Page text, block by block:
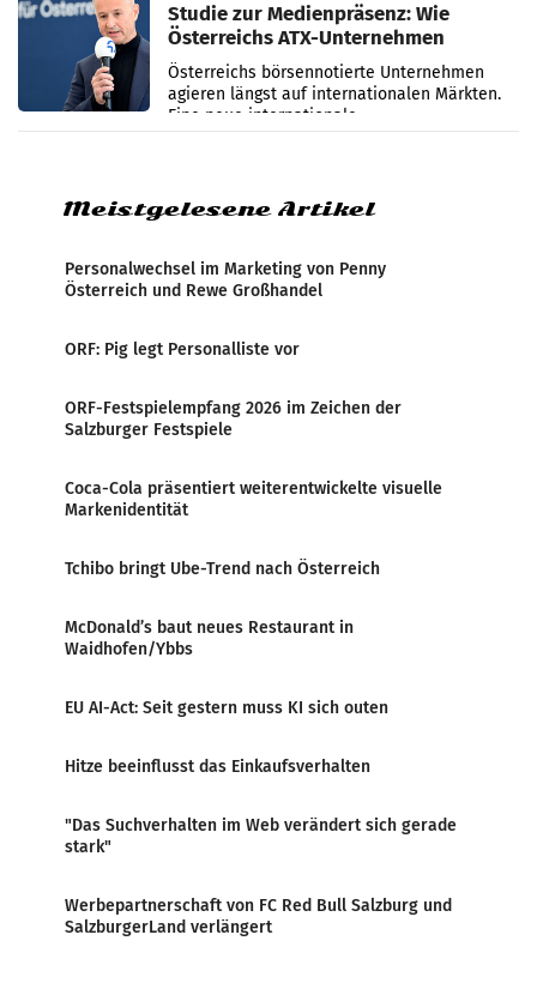
Studie zur Medienpräsenz: Wie
Österreichs ATX-Unternehmen
international wahrgenommen
werden
Österreichs börsennotierte Unternehmen
agieren längst auf internationalen Märkten.
Eine neue internationale
Medienresonanzanalyse untersucht die
Meistgelesene Artikel
Personalwechsel im Marketing von Penny
Österreich und Rewe Großhandel
ORF: Pig legt Personalliste vor
ORF-Festspielempfang 2026 im Zeichen der
Salzburger Festspiele
Coca-Cola präsentiert weiterentwickelte visuelle
Markenidentität
Tchibo bringt Ube-Trend nach Österreich
McDonald’s baut neues Restaurant in
Waidhofen/Ybbs
EU AI-Act: Seit gestern muss KI sich outen
Hitze beeinflusst das Einkaufsverhalten
"Das Suchverhalten im Web verändert sich gerade
stark"
Werbepartnerschaft von FC Red Bull Salzburg und
SalzburgerLand verlängert